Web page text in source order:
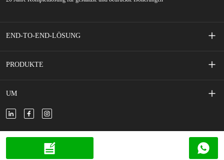
END-TO-END-LÖSUNG
Siebgedruckte Membranschalter
Neues Energiefahrzeug
Neue Energiespeicher
PRODUKTE
Klebeband
Klebeschaum
UM
Über uns
Kontaktiere uns
Copyright © 2024 DESON, alle Rechte vorbehalten.